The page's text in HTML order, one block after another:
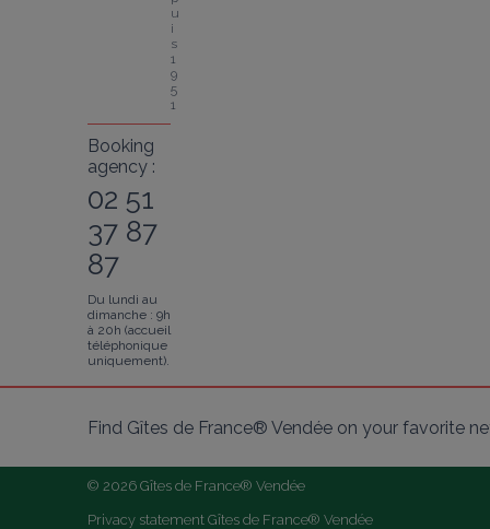
u
i
s
1
9
5
1
Booking
agency :
02 51
37 87
87
Du lundi au
dimanche : 9h
à 20h (accueil
téléphonique
uniquement).
Find Gîtes de France® Vendée on your favorite
© 2026 Gîtes de France® Vendée
Privacy statement Gîtes de France® Vendée